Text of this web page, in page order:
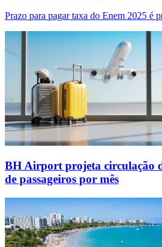
Prazo para pagar taxa do Enem 2025 é
BH Airport projeta circulação
de passageiros por mês